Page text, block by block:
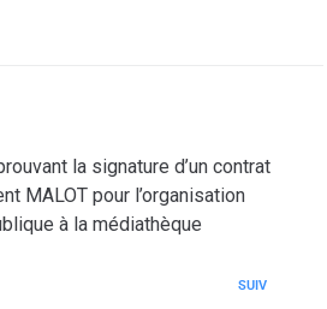
la signature d’un contrat
MALOT pour l’organisation
à la médiathèque
SUIV